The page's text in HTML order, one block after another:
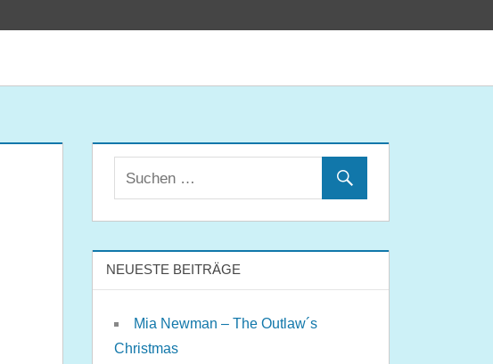
NEUESTE BEITRÄGE
Mia Newman – The Outlaw´s
Christmas